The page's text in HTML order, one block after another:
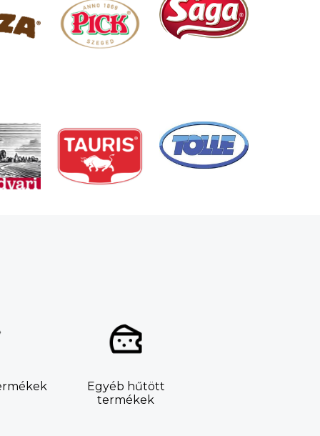
Egyéb hűtött
termékek